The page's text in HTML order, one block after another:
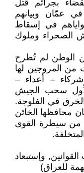
بجرائم قتل
في عمّان وبيانهم
في إسقاط
الصحراء وملوك
الوطن لم تُطرح
من المروجين لها
– أعداء –
سحب الجيش
في الفلوجة.
محافظها الخائن
من سيطرة القوى
وإستبعاد
للعراق)